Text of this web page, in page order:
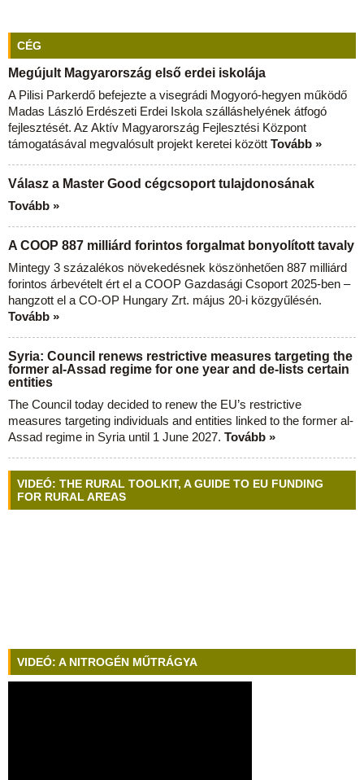
CÉG
Megújult Magyarország első erdei iskolája
A Pilisi Parkerdő befejezte a visegrádi Mogyoró-hegyen működő
Madas László Erdészeti Erdei Iskola szálláshelyének átfogó
fejlesztését. Az Aktív Magyarország Fejlesztési Központ
támogatásával megvalósult projekt keretei között Tovább »
Válasz a Master Good cégcsoport tulajdonosának
Tovább »
A COOP 887 milliárd forintos forgalmat bonyolított tavaly
Mintegy 3 százalékos növekedésnek köszönhetően 887 milliárd
forintos árbevételt ért el a COOP Gazdasági Csoport 2025-ben –
hangzott el a CO-OP Hungary Zrt. május 20-i közgyűlésén.
Tovább »
Syria: Council renews restrictive measures targeting the
former al-Assad regime for one year and de-lists certain
entities
The Council today decided to renew the EU’s restrictive
measures targeting individuals and entities linked to the former al-
Assad regime in Syria until 1 June 2027. Tovább »
VIDEÓ: THE RURAL TOOLKIT, A GUIDE TO EU FUNDING
FOR RURAL AREAS
VIDEÓ: A NITROGÉN MŰTRÁGYA